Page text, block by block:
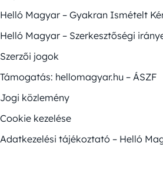
Helló Magyar – Gyakran Ismételt
Helló Magyar – Szerkesztőségi
Szerzői jogok
Támogatás: hellomagyar.hu – ÁSZF
Jogi közlemény
Cookie kezelése
Adatkezelési tájékoztató – Helló